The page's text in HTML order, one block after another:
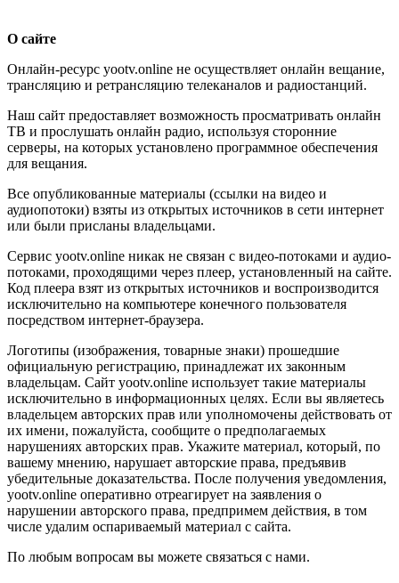
О сайте
Онлайн-ресурс yootv.online не осуществляет онлайн вещание,
трансляцию и ретрансляцию телеканалов и радиостанций.
Наш сайт предоставляет возможность просматривать онлайн
ТВ и прослушать онлайн радио, используя сторонние
серверы, на которых установлено программное обеспечения
для вещания.
Все опубликованные материалы (ссылки на видео и
аудиопотоки) взяты из открытых источников в сети интернет
или были присланы владельцами.
Сервис yootv.online никак не связан с видео-потоками и аудио-
потоками, проходящими через плеер, установленный на сайте.
Код плеера взят из открытых источников и воспроизводится
исключительно на компьютере конечного пользователя
посредством интернет-браузера.
Логотипы (изображения, товарные знаки) прошедшие
официальную регистрацию, принадлежат их законным
владельцам. Сайт yootv.online использует такие материалы
исключительно в информационных целях. Если вы являетесь
владельцем авторских прав или уполномочены действовать от
их имени, пожалуйста, сообщите о предполагаемых
нарушениях авторских прав. Укажите материал, который, по
вашему мнению, нарушает авторские права, предъявив
убедительные доказательства. После получения уведомления,
yootv.online оперативно отреагирует на заявления о
нарушении авторского права, предпримем действия, в том
числе удалим оспариваемый материал с сайта.
По любым вопросам вы можете связаться с нами.